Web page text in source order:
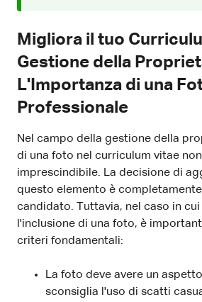
Migliora il tuo
Gestione della
L'Importanza di una
Professionale
Nel campo della gestione della
di una foto nel curriculum vitae
imprescindibile. La decisione di
questo elemento è completamente
candidato. Tuttavia, nel caso in
l'inclusione di una foto, è
criteri fondamentali:
La foto deve avere un
sconsiglia l'uso di scatti